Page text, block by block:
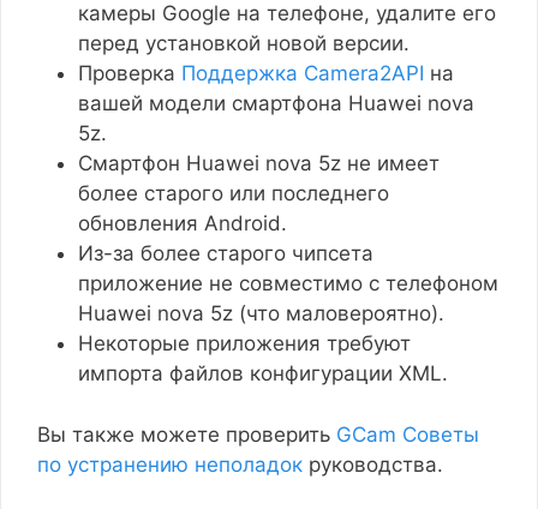
камеры Google на телефоне, удалите его
перед установкой новой версии.
Проверка Поддержка Camera2API на
вашей модели смартфона Huawei nova
5z.
Смартфон Huawei nova 5z не имеет
более старого или последнего
обновления Android.
Из-за более старого чипсета
приложение не совместимо с телефоном
Huawei nova 5z (что маловероятно).
Некоторые приложения требуют
импорта файлов конфигурации XML.
Вы также можете проверить GCam Советы
по устранению неполадок руководства.